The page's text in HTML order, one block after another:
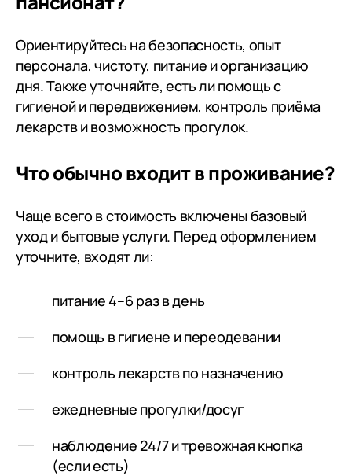
нашей
Ориентируйтесь на безопасность, опыт
персонала, чистоту, питание и организацию
дня. Также уточняйте, есть ли помощь с
гигиеной и передвижением, контроль приёма
лекарств и возможность прогулок.
Что обычно входит в проживание?
Чаще всего в стоимость включены базовый
уход и бытовые услуги. Перед оформлением
уточните, входят ли:
питание 4–6 раз в день
помощь в гигиене и переодевании
контроль лекарств по назначению
ежедневные прогулки/досуг
наблюдение 24/7 и тревожная кнопка
(если есть)